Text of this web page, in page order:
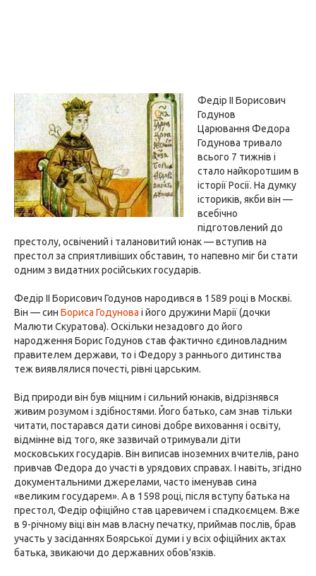
Федір II Борисович
Годунов
Царювання Федора
Годунова тривало
всього 7 тижнів і
стало найкоротшим в
історії Росії. На думку
істориків, якби він —
всебічно
підготовлений до
престолу, освічений і талановитий юнак — вступив на
престол за сприятливіших обставин, то напевно міг би стати
одним з видатних російських государів.
Федір II Борисович Годунов народився в 1589 році в Москві.
Він — син Бориса Годунова і його дружини Марії (дочки
Малюти Скуратова). Оскільки незадовго до його
народження Борис Годунов став фактично єдиновладним
правителем держави, то і Федору з раннього дитинства
теж виявлялися почесті, рівні царським.
Від природи він був міцним і сильний юнаків, відрізнявся
живим розумом і здібностями. Його батько, сам знав тільки
читати, постарався дати синові добре виховання і освіту,
відмінне від того, яке зазвичай отримували діти
московських государів. Він виписав іноземних вчителів, рано
привчав Федора до участі в урядових справах. І навіть, згідно
документальними джерелами, часто іменував сина
«великим государем». А в 1598 році, після вступу батька на
престол, Федір офіційно став царевичем і спадкоємцем. Вже
в 9-річному віці він мав власну печатку, приймав послів, брав
участь у засіданнях Боярської думи і у всіх офіційних актах
батька, звикаючи до державних обов'язків.